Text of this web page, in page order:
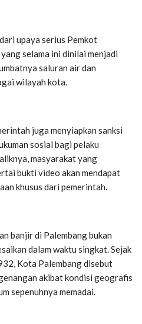
upaya serius Pemkot
selama ini dinilai menjadi
saluran air dan
wilayah kota.
juga menyiapkan sanksi
sosial bagi pelaku
masyarakat yang
bukti video akan mendapat
khusus dari pemerintah.
banjir di Palembang bukan
dalam waktu singkat. Sejak
Kota Palembang disebut
akibat kondisi geografis
sepenuhnya memadai.